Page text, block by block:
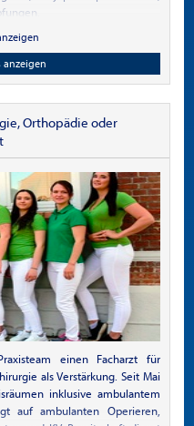
anzeigen
Orthopädie oder
einen Facharzt für
als Verstärkung. Seit Mai
inklusive ambulantem
auf ambulanten Operieren,